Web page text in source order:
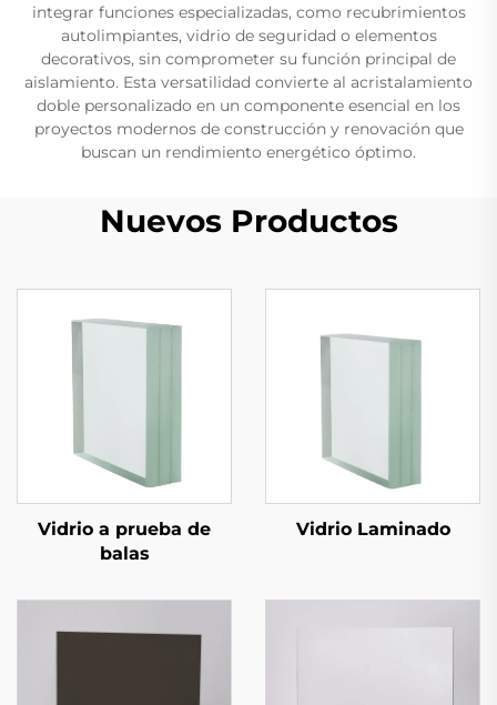
integrar funciones especializadas, como recubrimientos
autolimpiantes, vidrio de seguridad o elementos
decorativos, sin comprometer su función principal de
aislamiento. Esta versatilidad convierte al acristalamiento
doble personalizado en un componente esencial en los
proyectos modernos de construcción y renovación que
buscan un rendimiento energético óptimo.
Nuevos Productos
Vidrio a prueba de
balas
Vidrio Laminado